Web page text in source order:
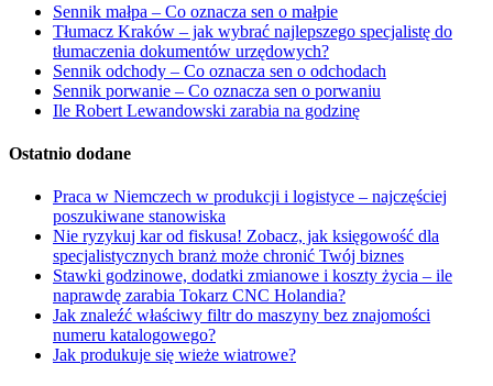
Sennik małpa – Co oznacza sen o małpie
Tłumacz Kraków – jak wybrać najlepszego specjalistę do
tłumaczenia dokumentów urzędowych?
Sennik odchody – Co oznacza sen o odchodach
Sennik porwanie – Co oznacza sen o porwaniu
Ile Robert Lewandowski zarabia na godzinę
Ostatnio dodane
Praca w Niemczech w produkcji i logistyce – najczęściej
poszukiwane stanowiska
Nie ryzykuj kar od fiskusa! Zobacz, jak księgowość dla
specjalistycznych branż może chronić Twój biznes
Stawki godzinowe, dodatki zmianowe i koszty życia – ile
naprawdę zarabia Tokarz CNC Holandia?
Jak znaleźć właściwy filtr do maszyny bez znajomości
numeru katalogowego?
Jak produkuje się wieże wiatrowe?